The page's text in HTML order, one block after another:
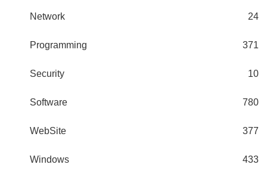
Network 24
Programming 371
Security 10
Software 780
WebSite 377
Windows 433